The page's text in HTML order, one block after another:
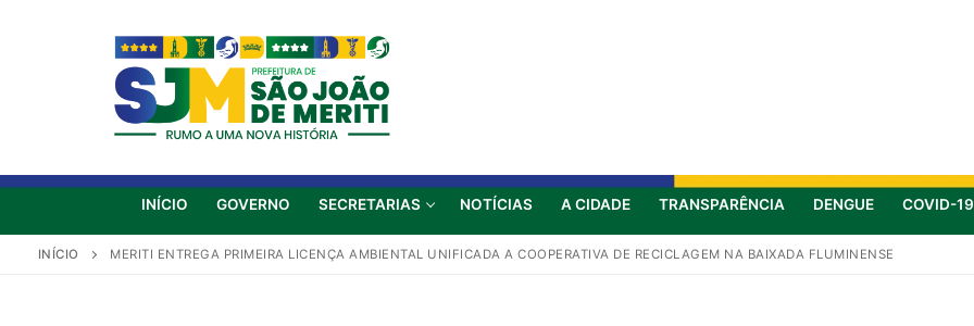
INÍCIO GOVERNO SECRETARIAS NOTÍCIAS A CIDADE TRANSPARÊNCIA DENGUE COVID-19
INÍCIO MERITI ENTREGA PRIMEIRA LICENÇA AMBIENTAL UNIFICADA A COOPERATIVA DE RECICLAGEM NA BAIXADA FLUMINENSE